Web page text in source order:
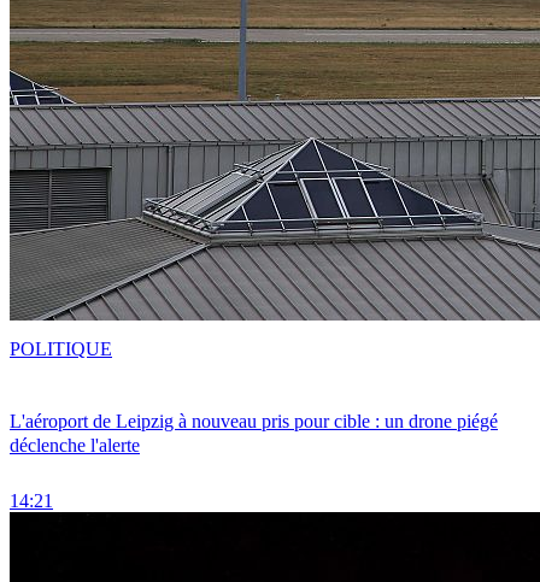
L'aéroport de Leipzig à nouveau pris pour cible : un drone piégé
déclenche l'alerte
14:21
POLITIQUE